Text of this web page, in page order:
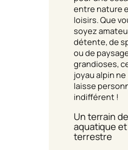
entre nature
loisirs. Que
soyez
détente, de
ou de
grandioses,
joyau alpin ne
laisse
indifférent !
Un terrain
aquatique et
terrestre